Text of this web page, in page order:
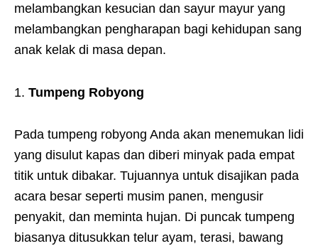
melambangkan kesucian dan sayur mayur yang
melambangkan pengharapan bagi kehidupan sang
anak kelak di masa depan.
Tumpeng Robyong
Pada tumpeng robyong Anda akan menemukan lidi
yang disulut kapas dan diberi minyak pada empat
titik untuk dibakar. Tujuannya untuk disajikan pada
acara besar seperti musim panen, mengusir
penyakit, dan meminta hujan. Di puncak tumpeng
biasanya ditusukkan telur ayam, terasi, bawang